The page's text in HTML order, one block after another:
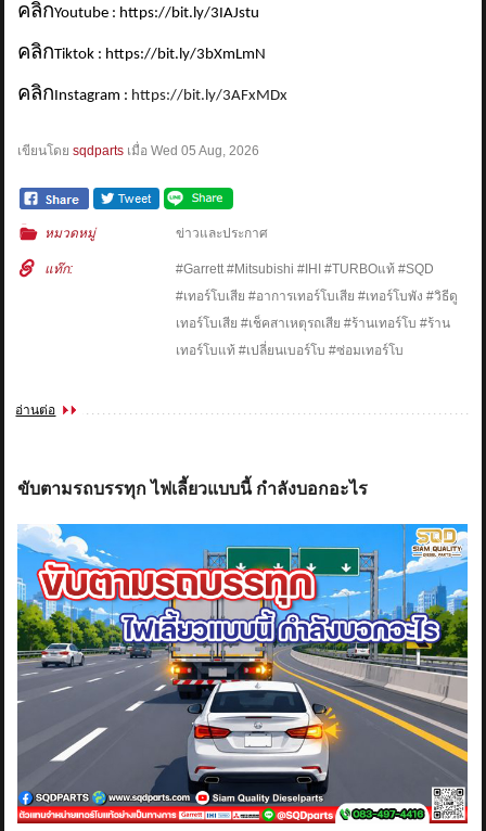
คลิกYoutube : https://bit.ly/3IAJstu
คลิกTiktok : https://bit.ly/3bXmLmN
คลิก Instagram : https://bit.ly/3AFxMDx
เขียนโดยsqdparts เมื่อWed 05 Aug, 2026
หมวดหมู่ ข่าวและประกาศ
แท๊ก:
#Garrett #Mitsubishi #IHI #TURBOแท้ #SQD
#เทอร์โบเสีย #อาการเทอร์โบเสีย #เทอร์โบพัง #วิธีดู
เทอร์โบเสีย #เช็คสาเหตุรถเสีย #ร้านเทอร์โบ #ร้าน
เทอร์โบแท้ #เปลี่ยนเบอร์โบ #ซ่อมเทอร์โบ
อ่านต่อ
ขับตามรถบรรทุก ไฟเลี้ยวแบบนี้ กำลังบอกอะไร